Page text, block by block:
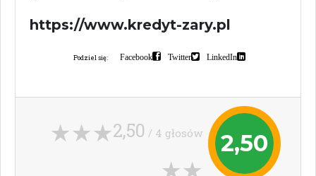
https://www.kredyt-zary.pl
Podziel się: Facebook Twitter LinkedIn
2,50
2,50 / 4 głosów